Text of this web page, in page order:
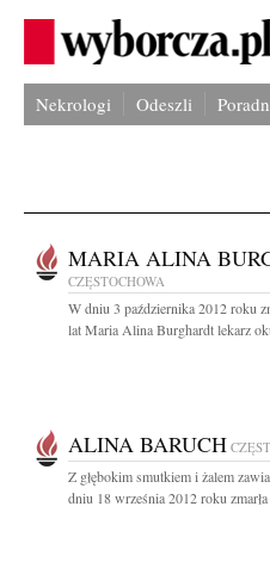
Nekrologi Odeszli
MARIA ALINA
CZĘSTOCHOWA
W dniu 3 października 2012 roku
lat Maria Alina Burghardt lekarz
ALINA BARUCH
Z głębokim smutkiem i żalem
dniu 18 września 2012 roku